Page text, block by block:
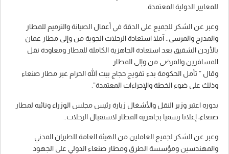
للمعايير الدولية المعتمدة.
وعبر عن الشكر للجميع على الدقة في أعمال الصيانة والترميم للمطار
والمدرج والمرسى.. آملا استعادة الرحلات الجوية من وإلى مطار عمان
بالأردن الشقيق بعد استعادة الجاهزية الكاملة للمطار ومعاودة نقل
المسافرين والمرضى من وإلى المطار.
وقال ” تأمل الحكومة بدء تفويج حجاج بيت الله الحرام عبر مطار صنعاء
وذلك على ضوء الخطة والإجراءات المعتمدة”.
بدوره اعتبر وزير النقل والأشغال زيارة رئيس مجلس الوزراء ونائبه لمطار
صنعاء، إعلانا رسميا بجاهزية المطار لاستقبال الرحلات..
وعبر عن الشكر لجميع العاملين من الهيئة العامة للطيران المدني
والمهندسين ومؤسسة الطرق ومطار صنعاء الدولي على الجهود